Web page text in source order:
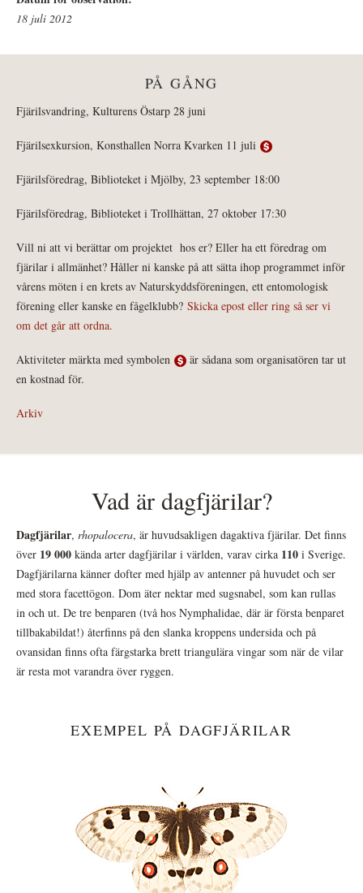
18 juli 2012
PÅ GÅNG
Fjärilsvandring, Kulturens Östarp 28 juni
Fjärilsexkursion, Konsthallen Norra Kvarken 11 juli
Fjärilsföredrag, Biblioteket i Mjölby, 23 september 18:00
Fjärilsföredrag, Biblioteket i Trollhättan, 27 oktober 17:30
Vill ni att vi berättar om projektet hos er? Eller ha ett föredrag om
fjärilar i allmänhet? Håller ni kanske på att sätta ihop programmet inför
vårens möten i en krets av Naturskyddsföreningen, ett entomologisk
förening eller kanske en fågelklubb? Skicka epost eller ring så ser vi
om det går att ordna.
Aktiviteter märkta med symbolen
är sådana som organisatören tar ut
en kostnad för.
Arkiv
Vad är dagfjärilar?
Dagfjärilar, rhopalocera, är huvudsakligen dagaktiva fjärilar. Det finns
över 19 000 kända arter dagfjärilar i världen, varav cirka 110 i Sverige.
Dagfjärilarna känner dofter med hjälp av antenner på huvudet och ser
med stora facettögon. Dom äter nektar med sugsnabel, som kan rullas
in och ut. De tre benparen (två hos Nymphalidae, där är första benparet
tillbakabildat!) återfinns på den slanka kroppens undersida och på
ovansidan finns ofta färgstarka brett triangulära vingar som när de vilar
är resta mot varandra över ryggen.
EXEMPEL PÅ DAGFJÄRILAR